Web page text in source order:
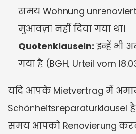
समय Wohnung
मुआवज़ा नहीं दिया गया था।
Quotenklauseln: इन्हें भी
गया है (BGH, Urteil vom
यदि आपके Mietvertrag में
Schönheitsreparaturklausel
समय आपको Renovierung